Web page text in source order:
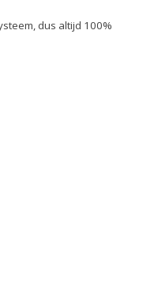
dus altijd 100%